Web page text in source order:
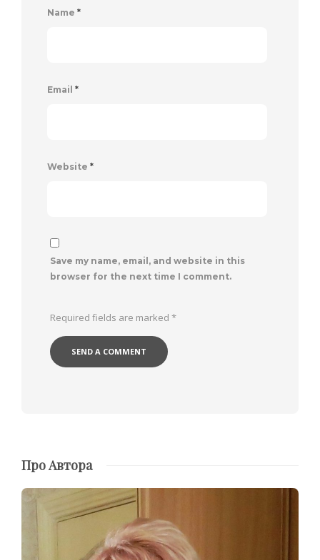
Name *
Email *
Website *
Save my name, email, and website in this
browser for the next time I comment.
Required fields are marked *
Про Автора